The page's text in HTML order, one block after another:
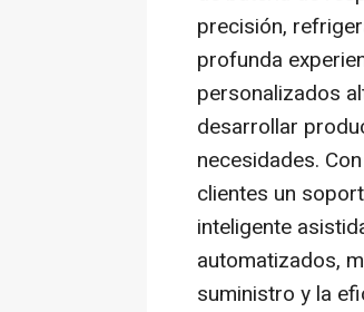
precisión,
profunda
personalizados
desarrollar
necesidades.
clientes un
inteligente
automatizados,
suministro y la